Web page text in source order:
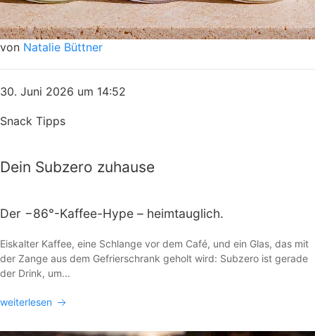
von Natalie Büttner
30. Juni 2026 um 14:52
Snack Tipps
Dein Subzero zuhause
Der −86°-Kaffee-Hype – heimtauglich.
Eiskalter Kaffee, eine Schlange vor dem Café, und ein Glas, das mit
der Zange aus dem Gefrierschrank geholt wird: Subzero ist gerade
der Drink, um...
weiterlesen